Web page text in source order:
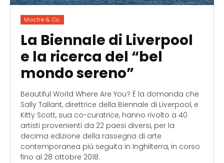
Mostre & Co.
La Biennale di Liverpool
e la ricerca del “bel
mondo sereno”
Beautiful World Where Are You? È la domanda che
Sally Tallant, direttrice della Biennale di Liverpool, e
Kitty Scott, sua co-curatrice, hanno rivolto a 40
artisti provenienti da 22 paesi diversi, per la
decima edizione della rassegna di arte
contemporanea più seguita in Inghilterra, in corso
fino al 28 ottobre 2018.